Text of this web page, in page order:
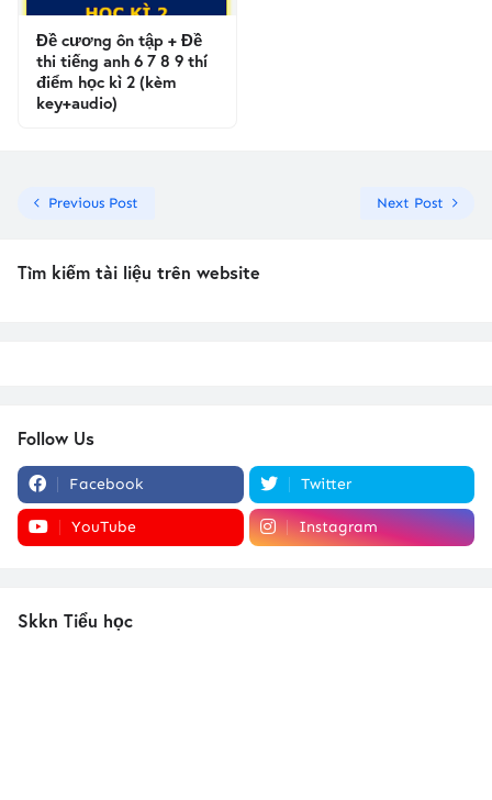
Đề cương ôn tập + Đề
thi tiếng anh 6 7 8 9 thí
điểm học kì 2 (kèm
key+audio)
Previous Post Next Post
Tìm kiếm tài liệu trên website
Follow Us
Facebook Twitter
YouTube Instagram
Skkn Tiểu học